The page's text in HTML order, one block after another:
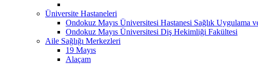
Üniversite Hastaneleri
Ondokuz Mayıs Üniversitesi Hastanesi Sağlık Uygulama
Ondokuz Mayıs Üniversitesi Diş Hekimliği Fakültesi
Aile Sağlığı Merkezleri
19 Mayıs
Alaçam